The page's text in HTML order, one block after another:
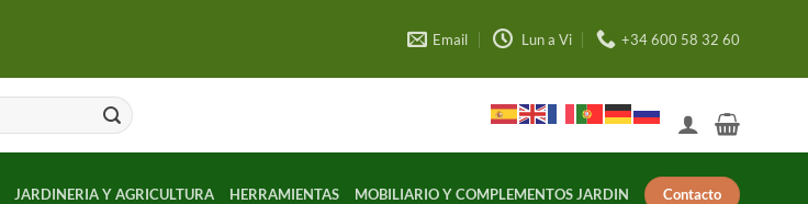
Email Lun a Vi +34 600 58 32 60
JARDINERIA Y AGRICULTURA HERRAMIENTAS MOBILIARIO Y COMPLEMENTOS JARDIN Contacto